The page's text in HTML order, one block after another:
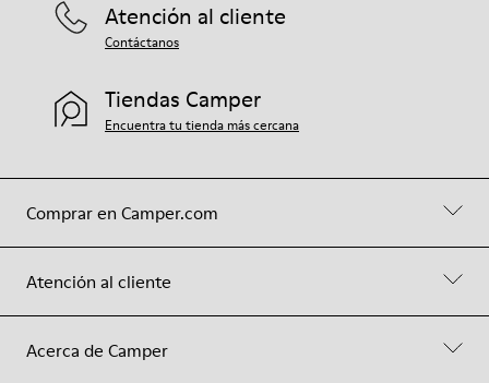
Comprar en Camper.com
Atención al cliente
Acerca de Camper
Atención al cliente
Contáctanos
Tiendas Camper
Encuentra tu tienda más cercana